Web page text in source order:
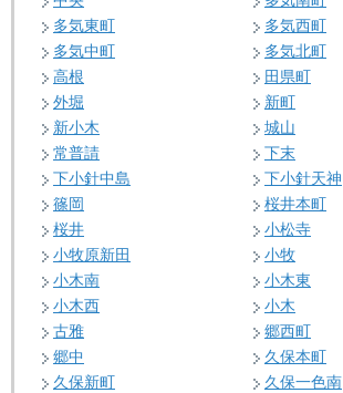
多気東町
多気西町
多気中町
多気北町
高根
田県町
外堀
新町
新小木
城山
常普請
下末
下小針中島
下小針天神
篠岡
桜井本町
桜井
小松寺
小牧原新田
小牧
小木南
小木東
小木西
小木
古雅
郷西町
郷中
久保本町
久保新町
久保一色南